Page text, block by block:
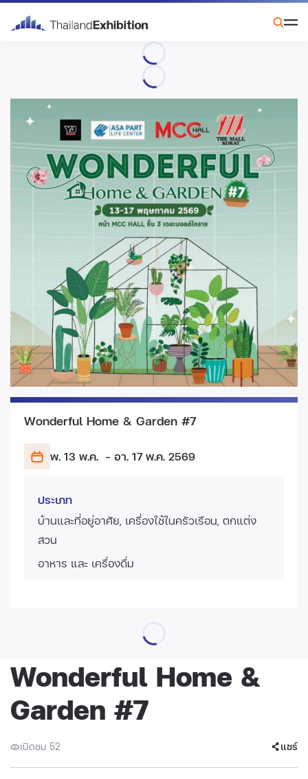
Wonderful Home & Garden #7
พ. 13 พ.ค. - อา. 17 พ.ค. 2569
ประเภท
บ้านและที่อยู่อาศัย, เครื่องใช้ในครัวเรือน, ตกแต่ง
สวน
อาหาร และ เครื่องดื่ม
Wonderful Home &
Garden #7
เปิดชม 52 แชร์